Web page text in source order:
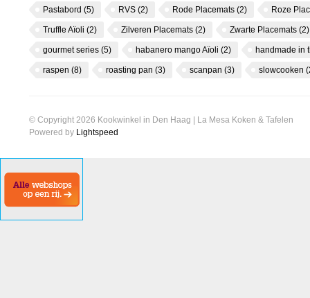
Pastabord (5) RVS (2) Rode Placemats (2) Roze
Truffle Aïoli (2) Zilveren Placemats (2) Zwarte Placemats (2)
gourmet series (5) habanero mango Aïoli (2) handmade in
raspen (8) roasting pan (3) scanpan (3) slowcooken
© Copyright 2026 Kookwinkel in Den Haag | La Mesa Koken & Tafelen
Powered by Lightspeed